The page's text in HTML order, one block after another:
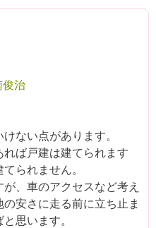
俊治
ない点があります。
ば戸建は建てられます
られません。
、車のアクセスなど考え
安さに走る前に立ち止ま
思います。